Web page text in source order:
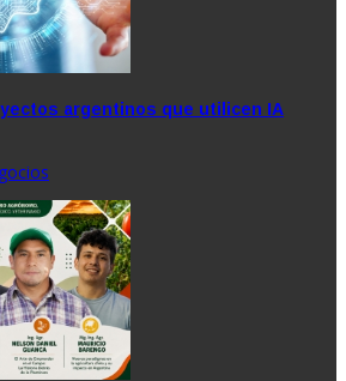
argentinos que utilicen IA